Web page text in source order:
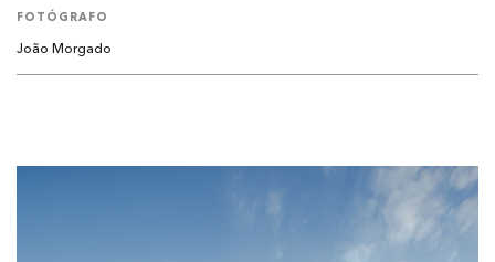
FOTÓGRAFO
João Morgado